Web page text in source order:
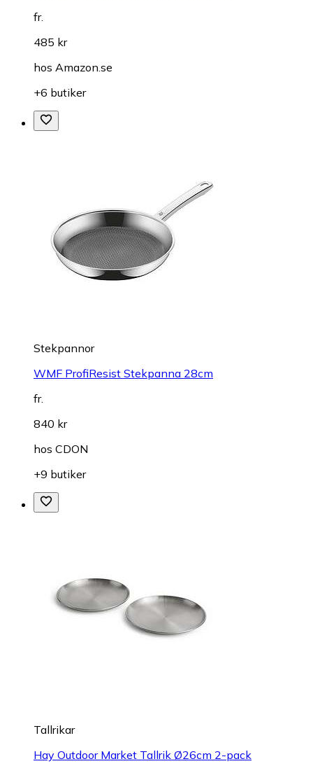
fr.
485 kr
hos Amazon.se
+6 butiker
Stekpannor
WMF ProfiResist Stekpanna 28cm
fr.
840 kr
hos CDON
+9 butiker
Tallrikar
Hay Outdoor Market Tallrik Ø26cm 2-pack